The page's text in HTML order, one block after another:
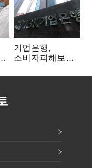
기업은행,
소비자피해보상
보이스피싱 공시